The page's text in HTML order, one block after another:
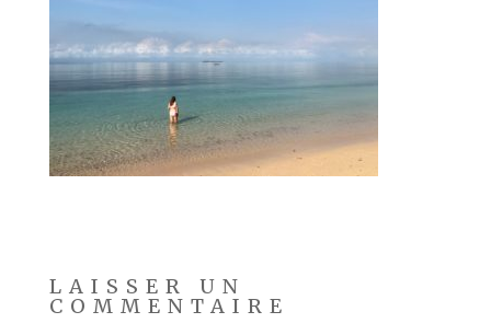
LAISSER UN
COMMENTAIRE